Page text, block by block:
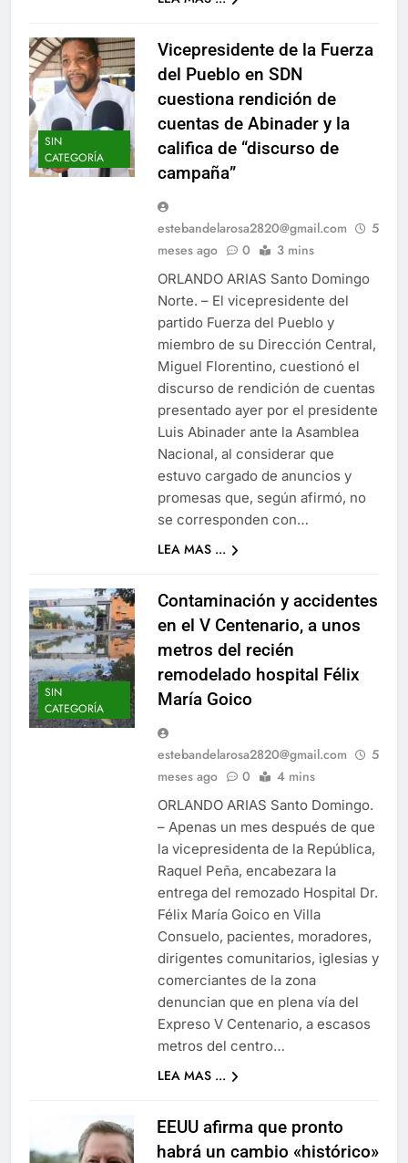
SIN
CATEGORÍA
Vicepresidente de la Fuerza
del Pueblo en SDN
cuestiona rendición de
cuentas de Abinader y la
califica de “discurso de
campaña”
estebandelarosa2820@gmail.com
5
meses ago
0 3 mins
ORLANDO ARIAS Santo Domingo
Norte. – El vicepresidente del
partido Fuerza del Pueblo y
miembro de su Dirección Central,
Miguel Florentino, cuestionó el
discurso de rendición de cuentas
presentado ayer por el presidente
Luis Abinader ante la Asamblea
Nacional, al considerar que
estuvo cargado de anuncios y
promesas que, según afirmó, no
se corresponden con…
LEA MAS ...
SIN
CATEGORÍA
Contaminación y accidentes
en el V Centenario, a unos
metros del recién
remodelado hospital Félix
María Goico
estebandelarosa2820@gmail.com
5
meses ago
0 4 mins
ORLANDO ARIAS Santo Domingo.
– Apenas un mes después de que
la vicepresidenta de la República,
Raquel Peña, encabezara la
entrega del remozado Hospital Dr.
Félix María Goico en Villa
Consuelo, pacientes, moradores,
dirigentes comunitarios, iglesias y
comerciantes de la zona
denuncian que en plena vía del
Expreso V Centenario, a escasos
metros del centro…
LEA MAS ...
EEUU afirma que pronto
habrá un cambio «histórico»